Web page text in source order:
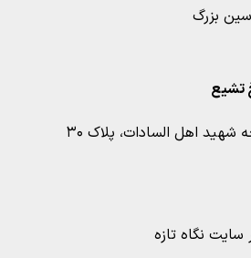
بزرگ
تشیع
اهل السادات، پلاک ۳۰
نگاه تازه